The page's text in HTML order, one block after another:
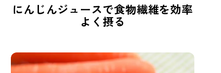
にんじんジュースで食物繊維を効率
よく摂る